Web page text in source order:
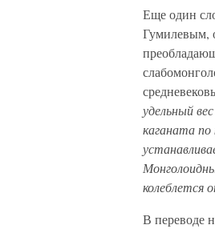
Еще один
Гумилевым,
удельный
каганата по
колеблется
В переводе